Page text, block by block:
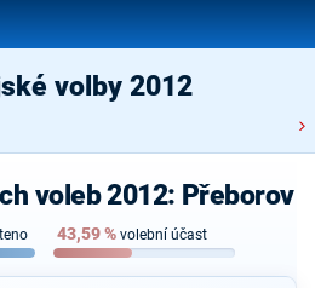
volby 2012
voleb 2012: Přeborov
43,59% volební účast